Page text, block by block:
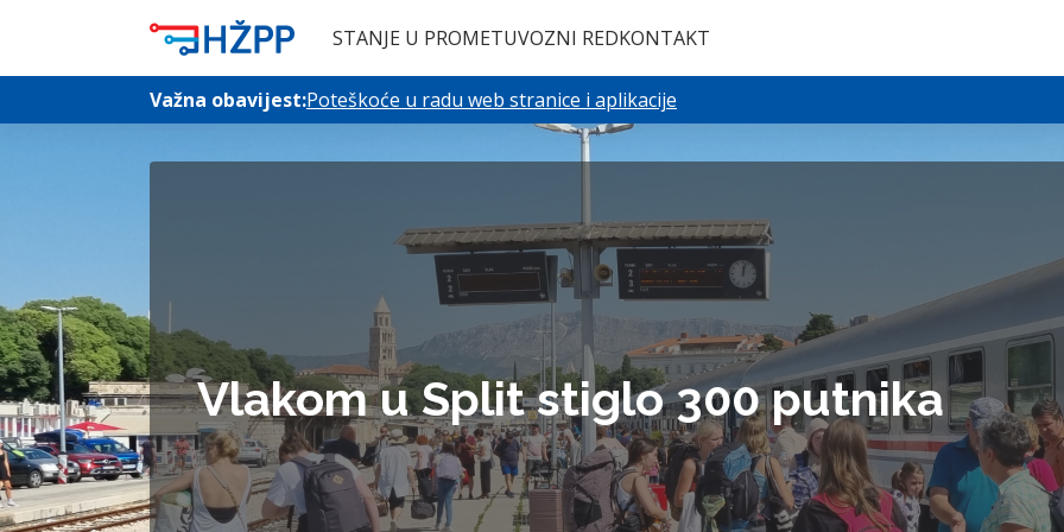
STANJE U PROMETUVOZNI REDKONTAKT
Važna obavijest:Poteškoće u radu web stranice i aplikacije
Vlakom u Split stiglo 300 putnika